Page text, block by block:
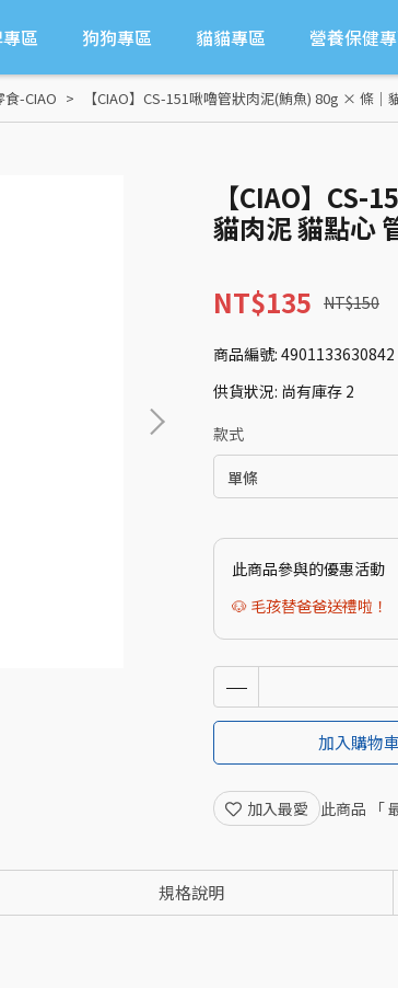
區 狗狗專區 貓貓專區 營養保健
-CIAO 【CIAO】CS-151啾嚕管狀肉泥(鮪魚) 80g × 條
【CIAO】CS-
貓肉泥 貓點心
NT$135 NT$150
商品編號: 4901133630842
供貨狀況: 尚有庫存 2
款式
此商品參與的優惠活動
🐶 毛孩替爸爸送禮啦！
加入購物
加入最愛 此商品 「
規格說明